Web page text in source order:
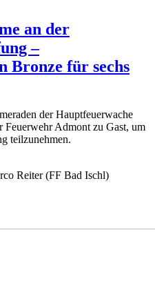
an der
–
Bronze für sechs
der Hauptfeuerwache
Feuerwehr Admont zu Gast, um
teilzunehmen.
Reiter (FF Bad Ischl)